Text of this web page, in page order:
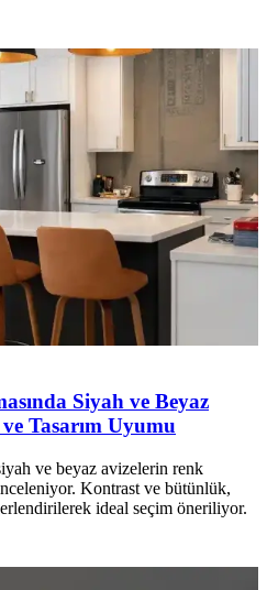
Siyah ve Beyaz
Tasarım Uyumu
ve beyaz avizelerin renk
Kontrast ve bütünlük,
ideal seçim öneriliyor.